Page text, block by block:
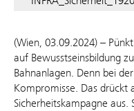
(Wien, 03.09.2024) –
auf Bewusstseinsbildung
Bahnanlagen. Denn bei
Kompromisse. Das drückt
Sicherheitskampagne aus.